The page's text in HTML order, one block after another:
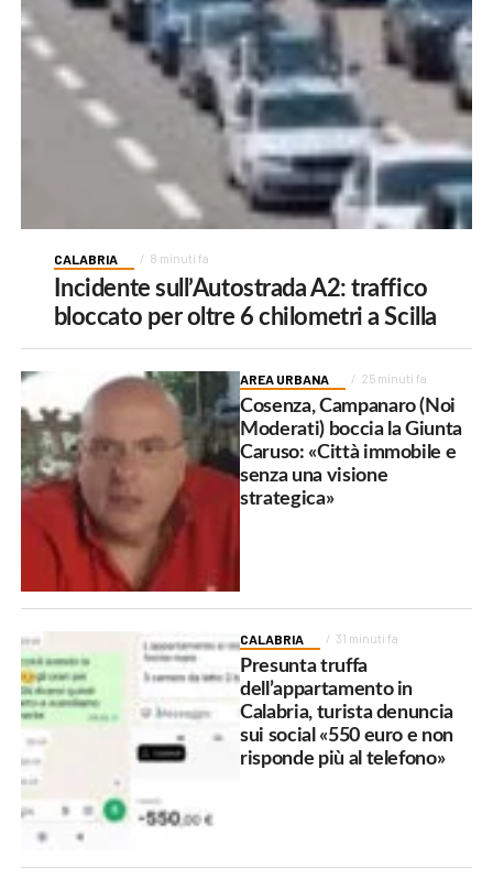
CALABRIA 8 minuti fa
Incidente sull’Autostrada A2: traffico
bloccato per oltre 6 chilometri a Scilla
AREA URBANA 25 minuti fa
Cosenza, Campanaro (Noi
Moderati) boccia la Giunta
Caruso: «Città immobile e
senza una visione
strategica»
CALABRIA 31 minuti fa
Presunta truffa
dell’appartamento in
Calabria, turista denuncia
sui social «550 euro e non
risponde più al telefono»